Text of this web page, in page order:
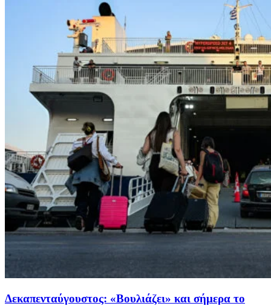
Δεκαπενταύγουστος: «Βουλιάζει» και σήμερα το